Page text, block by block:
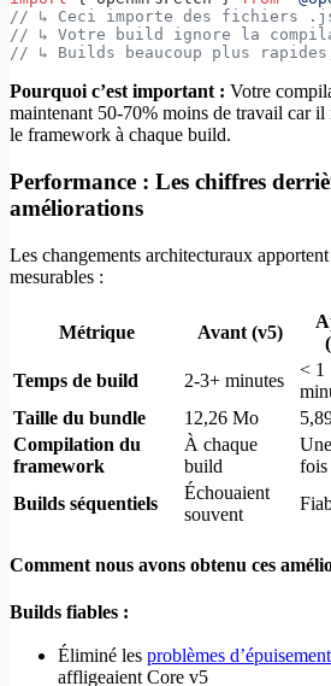
// ↳ Ceci importe des fichiers
// ↳ Votre build ignore la
// ↳ Builds beaucoup plus
Pourquoi c’est important : Votre
maintenant 50-70% moins de travail car il
le framework à chaque build.
Performance : Les chiffres
améliorations
Les changements architecturaux
mesurables :
Métrique Avant (v5)
Temps de build 2-3+ minutes
< 1
Taille du bundle
12,26 Mo
Compilation du
framework
À chaque
build
fois
Builds séquentiels
Échouaient
souvent
Comment nous avons obtenu ces
Builds fiables :
Éliminé les problèmes
affligeaient Core v5